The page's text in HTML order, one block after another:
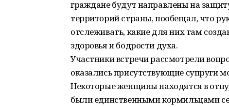
граждане будут направлены на
территорий страны, пообещал, что
отслеживать, какие для них там
здоровья и бодрости духа.
Участники встречи рассмотрели
оказались присутствующие супруги
Некоторые женщины находятся в
были единственными кормильцами